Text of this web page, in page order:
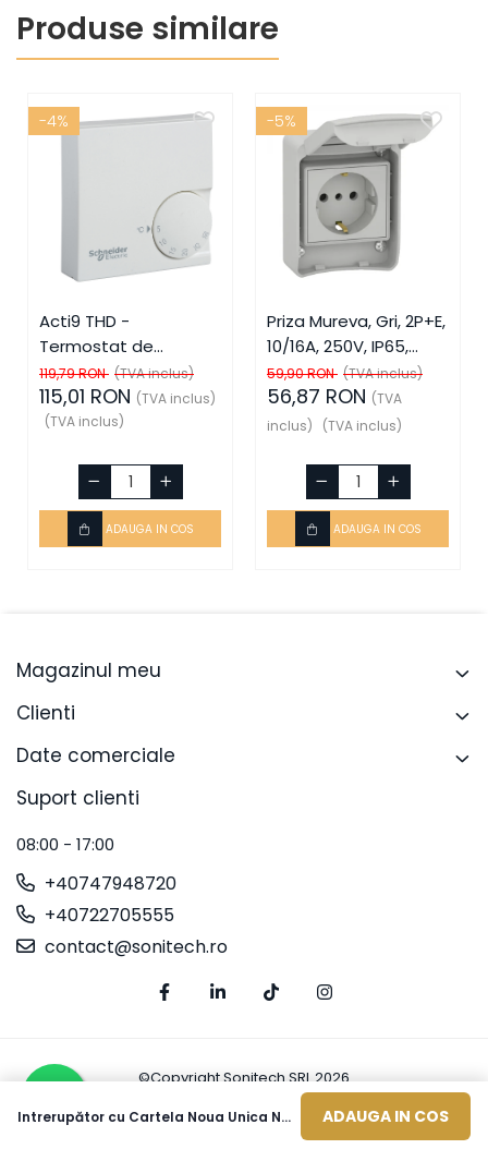
Produse similare
-4%
Acti9 THD -
Termostat de
ambient, SCH-15870,
Schneider Electric -
Schneider
119,79 RON (TVA inclus)
115,01 RON (TVA inclus)
(TVA inclus)
ADAUGA IN COS
-5%
Priza Mureva, Gri, 2P+E,
10/16A, 250V, IP65,
SCH-81141, Schneider
Electric - Schneider
59,90 RON (TVA inclus)
56,87 RON (TVA
inclus)
(TVA inclus)
ADAUGA IN COS
Magazinul meu
Clienti
Date comerciale
Suport clienti
08:00 - 17:00
+40747948720
+40722705555
contact@sonitech.ro
©Copyright Sonitech SRL 2026
Platforma E-commerce by Gomag
Intrerupător cu Cartela Noua Unica NO/NC 10A 2m Aluminiu, NU328330, Schneider Electric - Schneider ADAUGA IN COS